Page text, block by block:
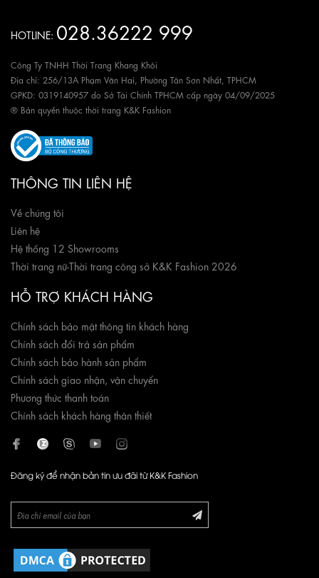
HOTLINE: 028.36222 999
Công Ty TNHH Thời Trang Khang Khôi
Địa chỉ: 256/13A Phạm Văn Hai, Phường Tân Sơn Nhất, TPHCM
GPKD: 0319140957 do Sở Tài Chính TPHCM cấp ngày 04/09/2025
® Bản quyền thuộc thời trang K&K Fashion
THÔNG TIN LIÊN HỆ
Về chúng tôi
Liên hệ
Hệ thống 12 Showrooms
Thời trang nữ-Thời trang công sở K&K Fashion 2026
HỖ TRỢ KHÁCH HÀNG
Chính sách bảo mật thông tin khách hàng
Chính sách đổi trả sản phẩm
Chính sách bảo hành sản phẩm
Chính sách giao nhận, vận chuyển
Phương thức thanh toán
Chính sách khách hàng thân thiết
Đăng ký để nhận bản tin ưu đãi từ K&K Fashion